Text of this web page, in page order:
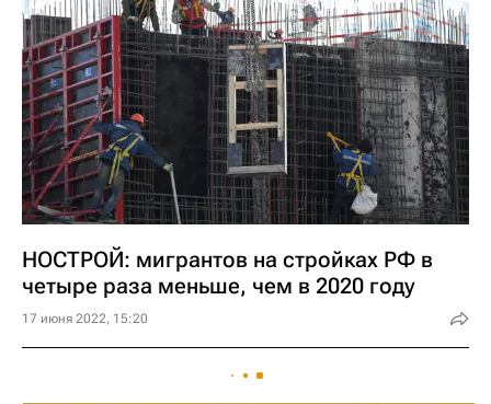
НОСТРОЙ: мигрантов на стройках РФ в
четыре раза меньше, чем в 2020 году
17 июня 2022, 15:20